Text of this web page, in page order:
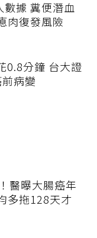
據 糞便潛血
肉復發風險
0.8分鐘 台大證
病變
醫曝大腸癌年
多拖128天才